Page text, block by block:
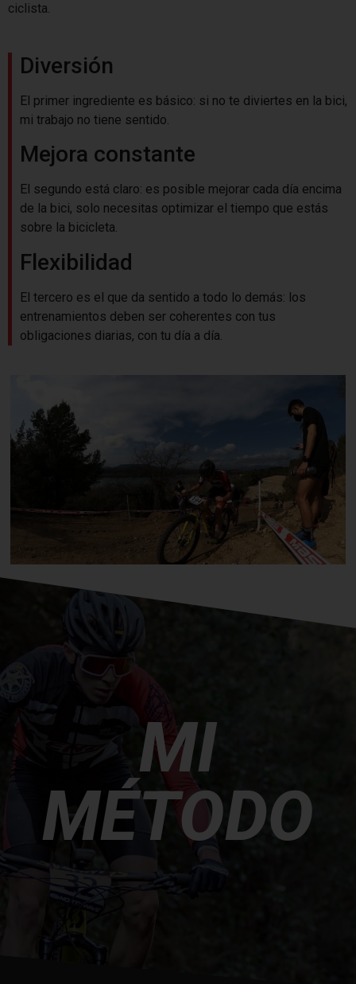
ciclista.
Diversión
El primer ingrediente es básico: si no te diviertes en la bici,
mi trabajo no tiene sentido.
Mejora constante
El segundo está claro: es posible mejorar cada día encima
de la bici, solo necesitas optimizar el tiempo que estás
sobre la bicicleta.
Flexibilidad
El tercero es el que da sentido a todo lo demás: los
entrenamientos deben ser coherentes con tus
obligaciones diarias, con tu día a día.
MI
MÉTODO